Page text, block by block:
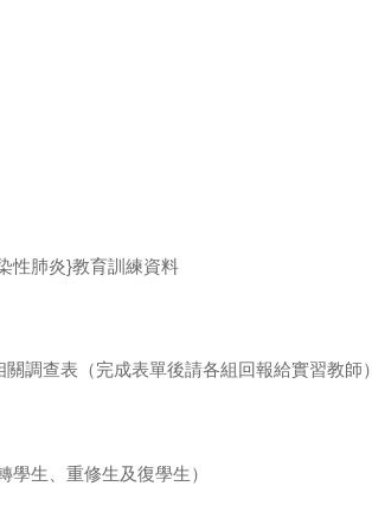
性肺炎}教育訓練資料
調查表（完成表單後請各組回報給實習教師）
學生、重修生及復學生）